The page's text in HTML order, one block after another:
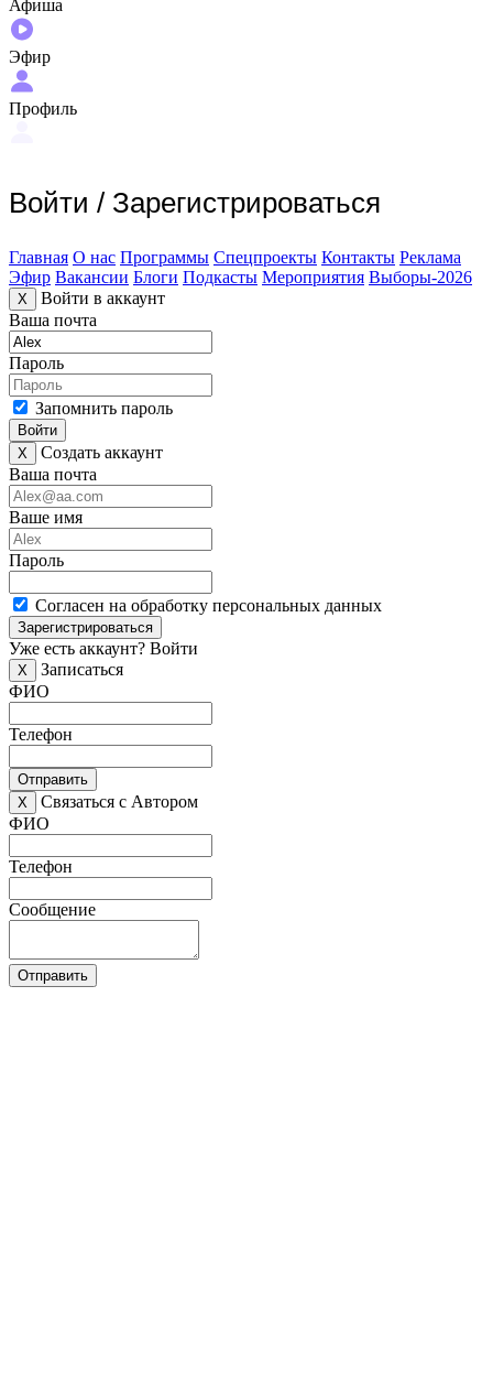
Афиша
Эфир
Профиль
Войти / Зарегистрироваться
Главная О нас Программы Спецпроекты Контакты Реклама
Эфир Вакансии Блоги Подкасты Мероприятия Выборы-2026
X
Войти в аккаунт
Ваша почта
Пароль
Запомнить пароль
Войти
X
Создать аккаунт
Ваша почта
Ваше имя
Пароль
Согласен на обработку персональных данных
Зарегистрироваться
Уже есть аккаунт? Войти
X
Записаться
ФИО
Телефон
Отправить
X
Связаться с Автором
ФИО
Телефон
Сообщение
Отправить